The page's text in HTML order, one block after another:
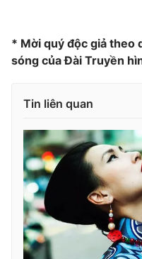
® Cấm sao chép dưới mọi
thuận bằng văn bản. Ghi rõ
thông tin từ website này.
* Mời quý độc giả theo
sóng của Đài Truyền
Tin liên quan